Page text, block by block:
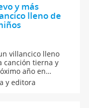
y más
lleno de
villancico lleno
canción tierna y
año en
para cantar en
fin de año con
y editora